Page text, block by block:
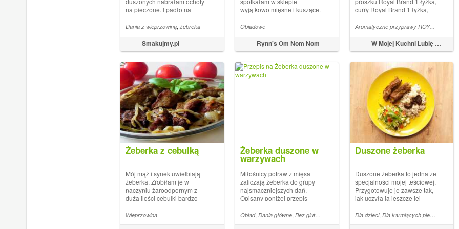
na pieczone. I padło na
marynatę miodową. Bardzo
dobre są pieczone żeberka!
Tak samo można je zrobić na
grillu. 1 kg żeberek
wieprzowych marynata: 3
Smakujmy.pl
Dania z wieprzowiną, żebreka
wyjątkowo mięsne i kuszące.
Znalazłam u Marty przepis,
który wyglądał bosko, więc
dokonałam niewielkich
modyfikacji i przystąpiłam do
dzieła. Żeberka są
z...
Rynn's Om Nom Nom
Obiadowe
curry Royal Brand 1 łyżka,
tymianek 1 łyżka, kucharek 1
łyżka, papryka ostra mielona
1 łyżeczka, kapusta kiszona 1
W Mojej Kuchni Lubię - In My Kitchen I like
Aromatyczne przyprawy ROYAL BRAND
Żeberka z cebulką
Mój mąż i synek uwielbiają
żeberka. Zrobiłam je w
naczyniu żaroodpornym z
dużą ilości cebulki bardzo
smakowały moim chłopakom.
Żeberka są bardzo dobre jeśli
zamarynuje się je i wstawi do
Wieprzowina
Żeberka duszone w
warzywach
Miłośnicy potraw z mięsa
zaliczają żeberka do grupy
najsmaczniejszych dań.
Opisany poniżej przepis
można łatwo wykonać we
własnej kuchni, ale musimy
pamiętać o namoczeniu fasoli
Obiad, Dania główne, Bez glutenu Masło klarowane,Wieprzowina,Koncentrat
Duszone żeberka
Duszone żeberka to jedna ze
specjalności mojej teściowej.
Przygotowuje je zawsze tak,
jak uczyła ją jeszcze jej
mama. Żeberka z tego
przepisu zawsze rozpływają
się w ustach. Sos możemy
Dla dzieci, Dla karmiących piersią